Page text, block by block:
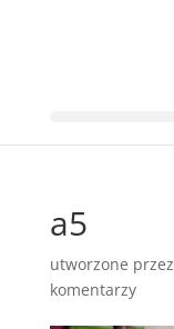
a5
utworzone przez
komentarzy